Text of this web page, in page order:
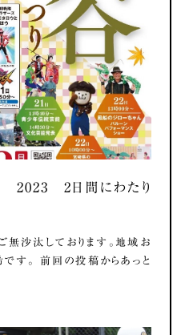
2023 2日間にわたり
沙汰しております。地域お
す。 前回の投稿からあっと